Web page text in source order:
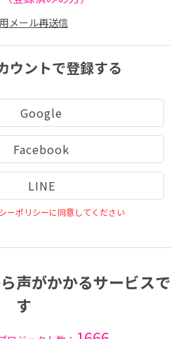
メール再送信
ウントで登録する
Google
Facebook
LINE
ーポリシーに同意してください
声がかかるサービスで
す